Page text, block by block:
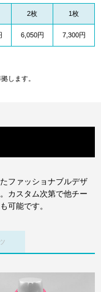
2枚 1枚
6,050円 7,300円
します。
ファッショナブルデザ
カスタム次第で他チー
可能です。